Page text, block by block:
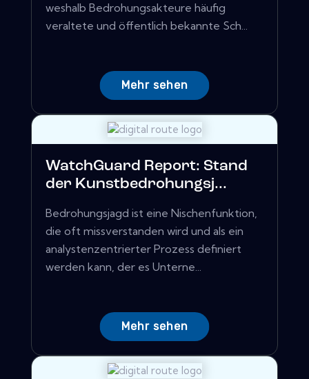
weshalb Bedrohungsakteure häufig
veraltete und öffentlich bekannte Sch...
Mehr sehen
WatchGuard Report: Stand
der Kunstbedrohungsj...
Bedrohungsjagd ist eine Nischenfunktion,
die oft missverstanden wird und als ein
analystenzentrierter Prozess definiert
werden kann, der es Unterne...
Mehr sehen